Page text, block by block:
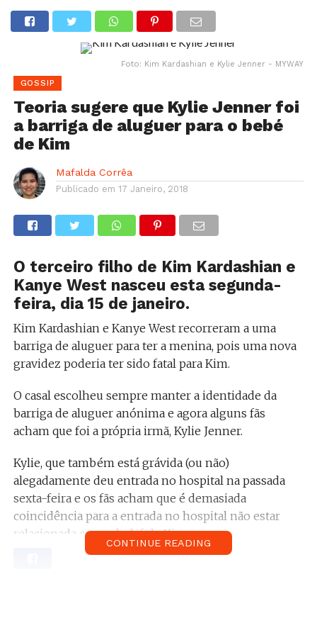
Foto: Kim Kardashian e Kylie Jenner - MYWAY
GOSSIP
Teoria sugere que Kylie Jenner foi
a barriga de aluguer para o bebé
de Kim
Mafalda Corrêa
Publicado em 17 Janeiro, 2018
O terceiro filho de Kim Kardashian e
Kanye West nasceu esta segunda-
feira, dia 15 de janeiro.
Kim Kardashian e Kanye West recorreram a uma
barriga de aluguer para ter a menina, pois uma nova
gravidez poderia ter sido fatal para Kim.
O casal escolheu sempre manter a identidade da
barriga de aluguer anónima e agora alguns fãs
acham que foi a própria irmã, Kylie Jenner.
Kylie, que também está grávida (ou não)
alegadamente deu entrada no hospital na passada
sexta-feira e os fãs acham que é demasiada
coincidência para a entrada no hospital não estar
relacionada com o bebé de Kim.
CONTINUE READING